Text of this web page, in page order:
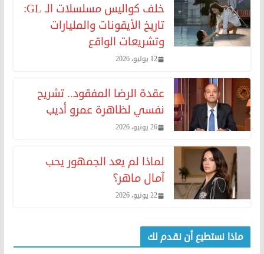
خلف كواليس مسلسلات الـ GL:
تاريخ الأيقونات والمليارات
وتشريعات الواقع
12 يوليو، 2026
عقدة الرضا المفقود.. تشريح
نفسي لظاهرة عمرو أديب
26 يونيو، 2026
لماذا لم يعد الجمهور يحب
آمال ماهر؟
22 يونيو، 2026
ماذا نستطيع أن نقدم لك